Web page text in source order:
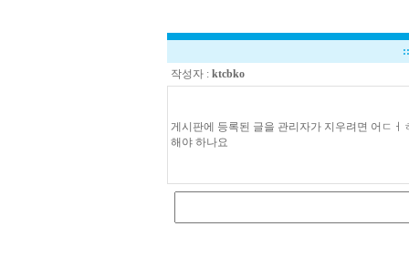
작성자 : ktcbko
게시판에 등록된 글을 관리자가 지우려면 어ㅤㄷㅓ
해야 하나요